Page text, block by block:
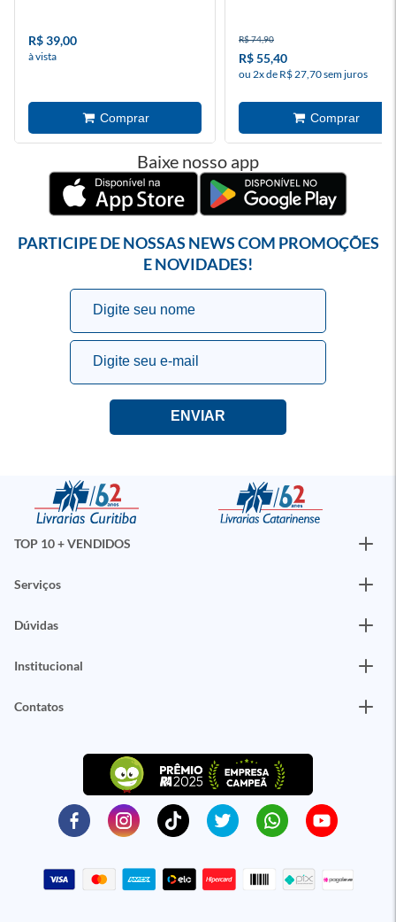
R$ 39,00
à vista
R$ 74,90
R$ 55,40
ou 2x de R$ 27,70 sem juros
Baixe nosso app
PARTICIPE DE NOSSAS NEWS COM PROMOÇÕES
E NOVIDADES!
TOP 10 + VENDIDOS
Serviços
Dúvidas
Institucional
Contatos